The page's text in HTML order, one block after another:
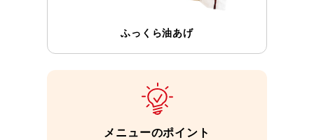
ふっくら油あげ
メニューのポイント